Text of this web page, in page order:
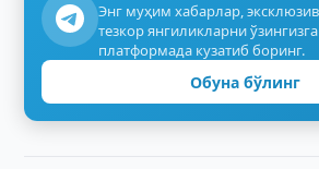
Энг муҳим хабарлар,
тезкор янгиликларни
платформада кузатиб боринг.
Обуна бўлинг